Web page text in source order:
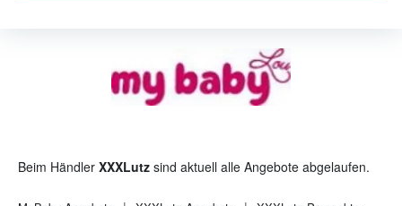
Beim Händler XXXLutz sind aktuell alle Angebote abgelaufen.